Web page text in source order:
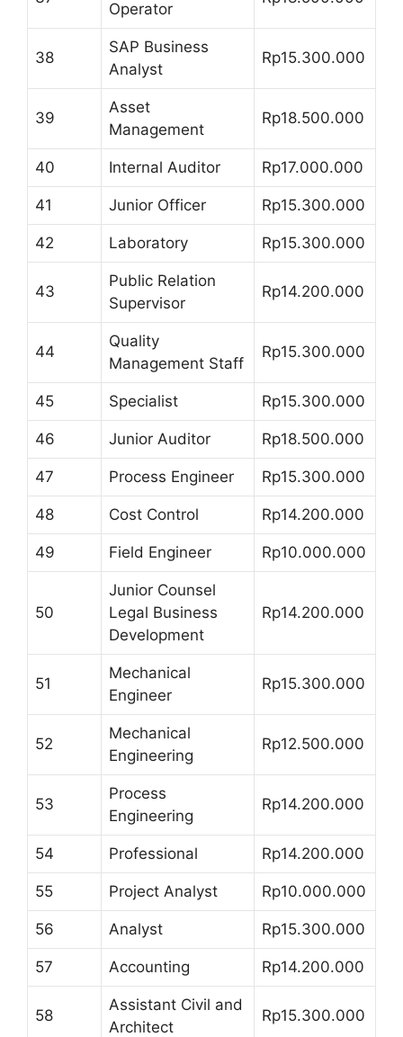
Operator
38
SAP Business
Analyst
Rp15.300.000
39
Asset
Management
Rp18.500.000
40 Internal Auditor Rp17.000.000
41 Junior Officer Rp15.300.000
42 Laboratory Rp15.300.000
43
Public Relation
Supervisor
Rp14.200.000
44
Quality
Management Staff
Rp15.300.000
45 Specialist Rp15.300.000
46 Junior Auditor Rp18.500.000
47 Process Engineer Rp15.300.000
48 Cost Control Rp14.200.000
49 Field Engineer Rp10.000.000
50
Junior Counsel
Legal Business
Development
Rp14.200.000
51
Mechanical
Engineer
Rp15.300.000
52
Mechanical
Engineering
Rp12.500.000
53
Process
Engineering
Rp14.200.000
54 Professional Rp14.200.000
55 Project Analyst Rp10.000.000
56 Analyst Rp15.300.000
57 Accounting Rp14.200.000
58
Assistant Civil and
Architect
Rp15.300.000